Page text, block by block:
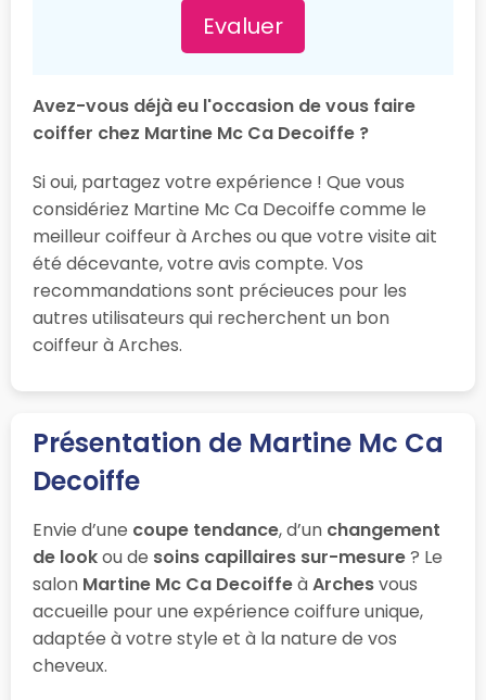
Evaluer
Avez-vous déjà eu l'occasion de vous faire
coiffer chez Martine Mc Ca Decoiffe ?
Si oui, partagez votre expérience ! Que vous
considériez Martine Mc Ca Decoiffe comme le
meilleur coiffeur à Arches ou que votre visite ait
été décevante, votre avis compte. Vos
recommandations sont précieuces pour les
autres utilisateurs qui recherchent un bon
coiffeur à Arches.
Présentation de Martine Mc Ca
Decoiffe
Envie d’une coupe tendance, d’un changement
de lookou de soins capillaires sur-mesure? Le
salon Martine Mc Ca DecoiffeàArchesvous
accueille pour une expérience coiffure unique,
adaptée à votre style et à la nature de vos
cheveux.